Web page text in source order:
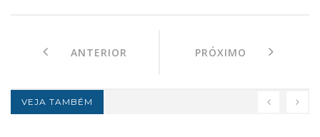
ANTERIOR PRÓXIMO
VEJA TAMBÉM